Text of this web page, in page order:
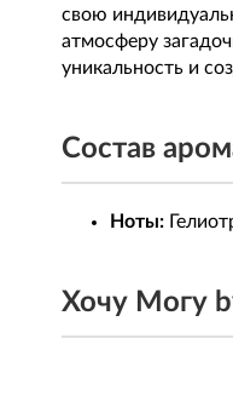
свою
атмосферу
уникальность и
Состав
Ноты:
Хочу Могу